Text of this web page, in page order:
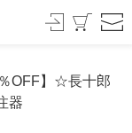
OFF】☆長十郎
器